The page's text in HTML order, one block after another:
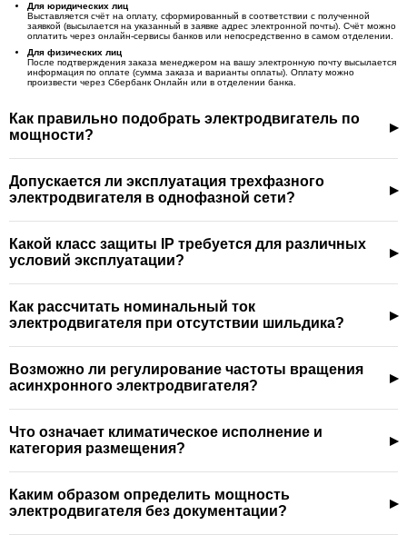
Для юридических лиц
Выставляется счёт на оплату, сформированный в соответствии с полученной
заявкой (высылается на указанный в заявке адрес электронной почты). Счёт можно
оплатить через онлайн-сервисы банков или непосредственно в самом отделении.
Для физических лиц
После подтверждения заказа менеджером на вашу электронную почту высылается
информация по оплате (сумма заказа и варианты оплаты). Оплату можно
произвести через Сбербанк Онлайн или в отделении банка.
Как правильно подобрать электродвигатель по
мощности?
Допускается ли эксплуатация трехфазного
электродвигателя в однофазной сети?
Какой класс защиты IP требуется для различных
условий эксплуатации?
Как рассчитать номинальный ток
электродвигателя при отсутствии шильдика?
Возможно ли регулирование частоты вращения
асинхронного электродвигателя?
Что означает климатическое исполнение и
категория размещения?
Каким образом определить мощность
электродвигателя без документации?